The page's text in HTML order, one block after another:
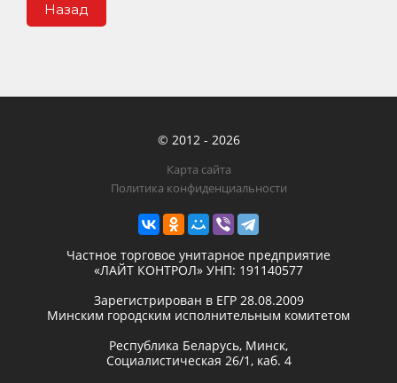
Назад
© 2012 - 2026
Карта сайта
Политика конфиденциальности
Частное торговое унитарное предприятие
«ЛАЙТ КОНТРОЛ» УНП: 191140577
Зарегистрирован в ЕГР 28.08.2009
Минским городским исполнительным комитетом
Республика Беларусь, Минск,
Социалистическая 26/1, каб. 4